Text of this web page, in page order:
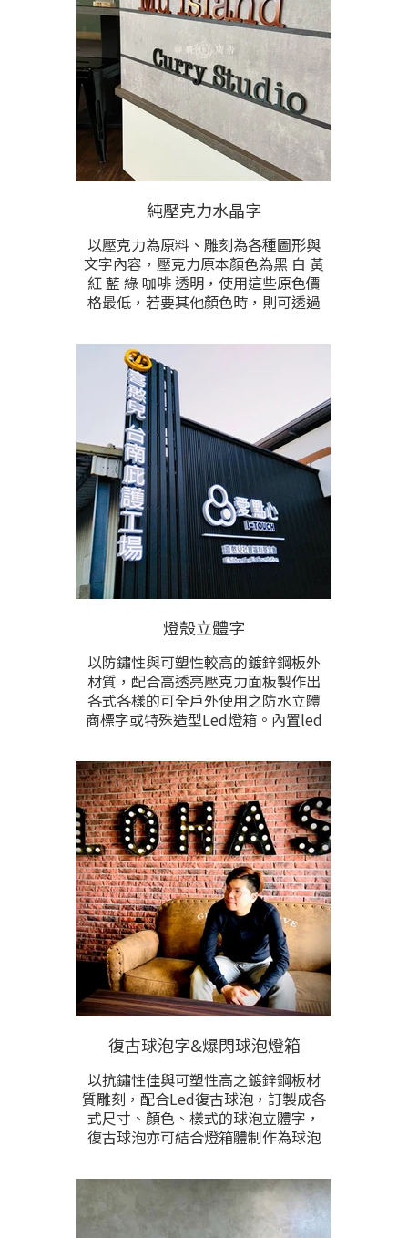
價格較高，請提供製作尺寸與內容字
數後洽詢。
純壓克力水晶字
以壓克力為原料、雕刻為各種圖形與
文字內容，壓克力原本顏色為黑 白 黃
紅 藍 綠 咖啡 透明，使用這些原色價
格最低，若要其他顏色時，則可透過
做選擇，越厚價格越高。
價格根據每字或每個圖的雕刻尺寸，
配合使用之厚度 顏色 逐一計價，請聊
聊提供製作內容 尺寸 顏色 估價。
燈殼立體字
以防鏽性與可塑性較高的鍍鋅鋼板外
材質，配合高透亮壓克力面板製作出
各式各樣的可全戶外使用之防水立體
商標字或特殊造型Led燈箱。內置led
度，本項目為各項戶外立體字招牌
中，亮度較高的選擇。 全客製化訂
做，文字內容、圖形、尺寸、顏色、
樣式、燈光色，與安裝方式完全根據
需求訂製。請提供現場安裝位置的照
片、門面約莫寬度尺寸、預計製作樣
式的照片聊聊洽詢。
復古球泡字&爆閃球泡燈箱
以抗鏽性佳與可塑性高之鍍鋅鋼板材
質雕刻，配合Led復古球泡，訂製成各
式尺寸、顏色、樣式的球泡立體字，
復古球泡亦可結合燈箱體制作為球泡
球泡燈色、內容設計完全根據需求訂
製。本項目根據製作尺寸計價，敬請
提供內容規格洽詢